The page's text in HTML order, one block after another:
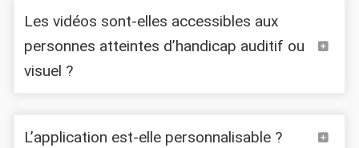
Les vidéos sont-elles accessibles aux
personnes atteintes d’handicap auditif ou
visuel ?
L’application est-elle personnalisable ?